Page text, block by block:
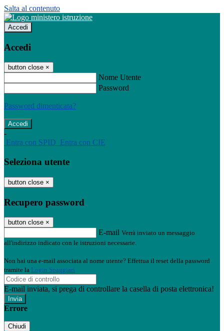
Salta al contenuto
Accedi
Accedi
button close ×
Nome Utente
Password
Password dimenticata?
-
Entra con SPID Entra con CIE
Seleziona utente
button close ×
Recupero password
button close ×
E-mail Verrà inviato un messaggio
all'indirizzo indicato con le istruzioni necessarie.
Non hai una e-mail associata al nome utente? Effettua il reset della password
tramite la Login Spaggiari
E-mail inviata, si prega di controllare la casella di posta elettronica!
Errore
Chiudi